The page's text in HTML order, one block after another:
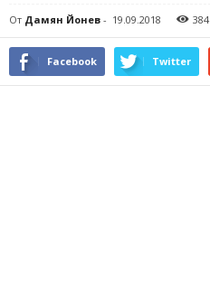
От Дамян Йонев - 19.09.2018 384
Facebook Twitter